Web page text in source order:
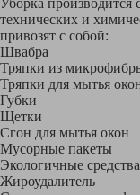
Уборка
технических и
привозят с собой:
Швабра
Тряпки из
Тряпки для мытья
Губки
Щетки
Сгон для мытья окон
Мусорные пакеты
Экологичные
Жироудалитель